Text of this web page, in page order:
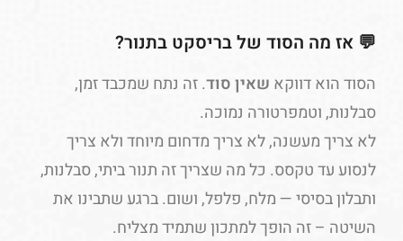
💬 אז מה הסוד של בריסקט בתנור?
הסוד הוא דווקא שאין סוד. זה נתח שמכבד זמן,
סבלנות, וטמפרטורה נמוכה.
לא צריך מעשנה, לא צריך מדחום מיוחד ולא צריך
לנסוע עד טקסס. כל מה שצריך זה תנור ביתי, סבלנות,
ותבלון בסיסי — מלח, פלפל, ושום. ברגע שתבינו את
השיטה – זה הופך למתכון שתמיד מצליח.